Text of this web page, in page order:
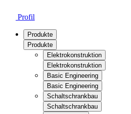
Profil
Produkte
Produkte
Elektrokonstruktion
Elektrokonstruktion
Basic Engineering
Basic Engineering
Schaltschrankbau
Schaltschrankbau